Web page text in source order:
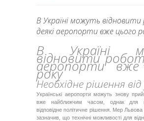
В Україні можуть
деякі аеропорти вже цього
В Україні
відновити
аеропорти вже
року
Необхідне рішення
Українські аеропорти можуть знову
вже найближчим часом, однак для
відповідне політичне рішення. Мер
зазначив, що технічні можливості для